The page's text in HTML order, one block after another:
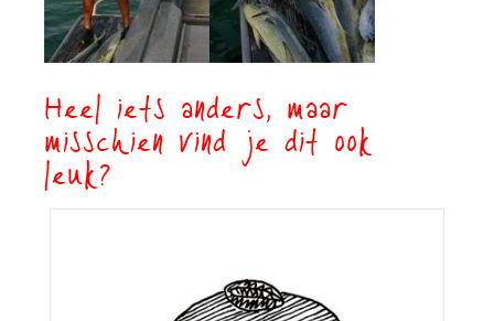
Heel iets anders, maar
misschien vind je dit ook
leuk?